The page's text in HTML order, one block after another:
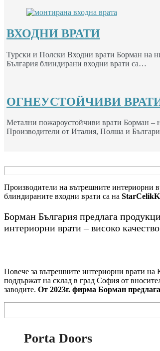
ВХОДНИ ВРАТИ
Турски и Полски Входни врати Борман на
България блиндирани входни врати са…
ОГНЕУСТОЙЧИВИ
Метални пожароустойчиви врати Борман –
Производители от Италия, Полша и
Производители на вътрешните интериорни
блиндираните входни врати са на
Борман България предлага
интериорни врати – високо
Повече за вътрешните интериорни врати
поддържат на склад в град София от
заводите. От 2023г. фирма Борман
Porta Doors